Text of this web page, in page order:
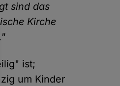
sind das
Kirche
ist;
um Kinder